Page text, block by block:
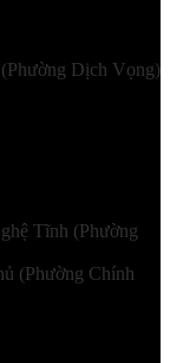
Dịch Vọng)
Tĩnh (Phường
(Phường Chính